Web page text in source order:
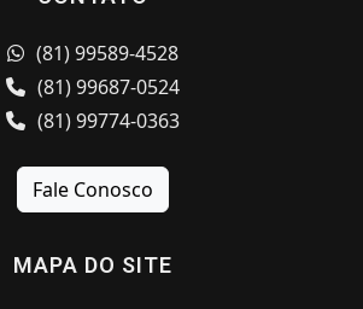
(81) 99589-4528
(81) 99687-0524
(81) 99774-0363
Fale Conosco
MAPA DO SITE